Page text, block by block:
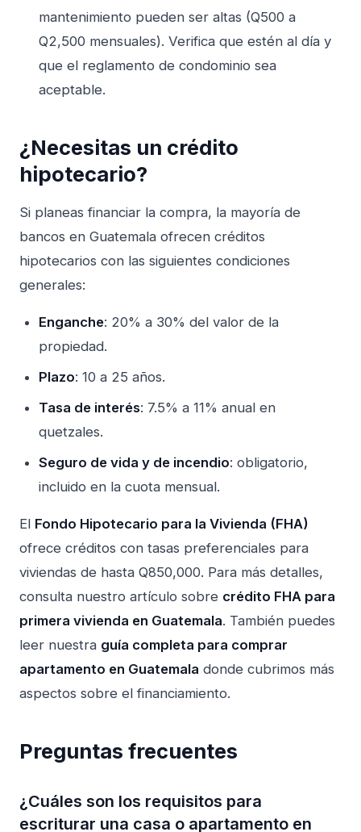
mantenimiento pueden ser altas (Q500 a
Q2,500 mensuales). Verifica que estén al día y
que el reglamento de condominio sea
aceptable.
¿Necesitas un crédito
hipotecario?
Si planeas financiar la compra, la mayoría de
bancos en Guatemala ofrecen créditos
hipotecarios con las siguientes condiciones
generales:
Enganche: 20% a 30% del valor de la
propiedad.
Plazo: 10 a 25 años.
Tasa de interés: 7.5% a 11% anual en
quetzales.
Seguro de vida y de incendio: obligatorio,
incluido en la cuota mensual.
El Fondo Hipotecario para la Vivienda (FHA)
ofrece créditos con tasas preferenciales para
viviendas de hasta Q850,000. Para más detalles,
consulta nuestro artículo sobre crédito FHA para
primera vivienda en Guatemala. También puedes
leer nuestra guía completa para comprar
apartamento en Guatemala donde cubrimos más
aspectos sobre el financiamiento.
Preguntas frecuentes
¿Cuáles son los requisitos para
escriturar una casa o apartamento en